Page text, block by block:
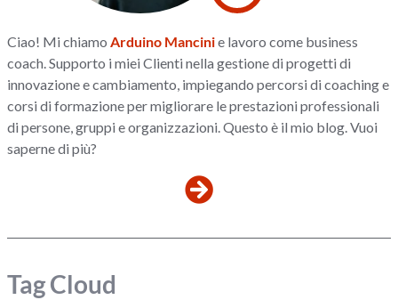
Ciao! Mi chiamo Arduino Mancinie lavoro come business
coach. Supporto i miei Clienti nella gestione di progetti di
innovazione e cambiamento, impiegando percorsi di coaching e
corsi di formazione per migliorare le prestazioni professionali
di persone, gruppi e organizzazioni. Questo è il mio blog. Vuoi
saperne di più?
Tag Cloud